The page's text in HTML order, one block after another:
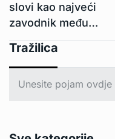
slovi kao najveći
zavodnik među…
Tražilica